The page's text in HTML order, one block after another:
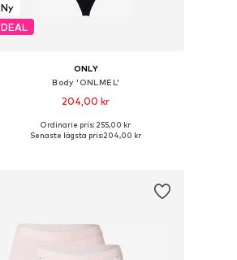
Ny
DEAL
ONLY
Body 'ONLMEL'
204,00 kr
Tillgängliga storlekar: XS, S, M, L, XL
Ordinarie pris: 255,00 kr
Senaste lägsta pris:204,00 kr